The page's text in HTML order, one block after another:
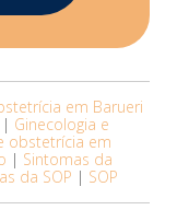
em Barueri
| Ginecologia e
obstetrícia em
| Sintomas da
da SOP | SOP